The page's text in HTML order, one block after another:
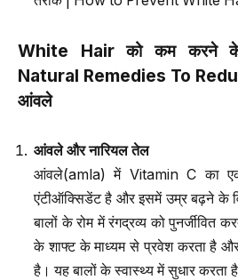
White Hairको कम करने के
Natural Remedies To
आंवले
आंवले और नारियल तेल
आंवले(amla) में Vitamin C का
एंटीऑक्सिडेंट है और इसमें उम्र बढ़ने के
बालों के रोम में रंगद्रव्य को पुनर्जीवित
के शाफ्ट के माध्यम से प्रवेश करता है और
है। यह बालों के स्वास्थ्य में सुधार करता है